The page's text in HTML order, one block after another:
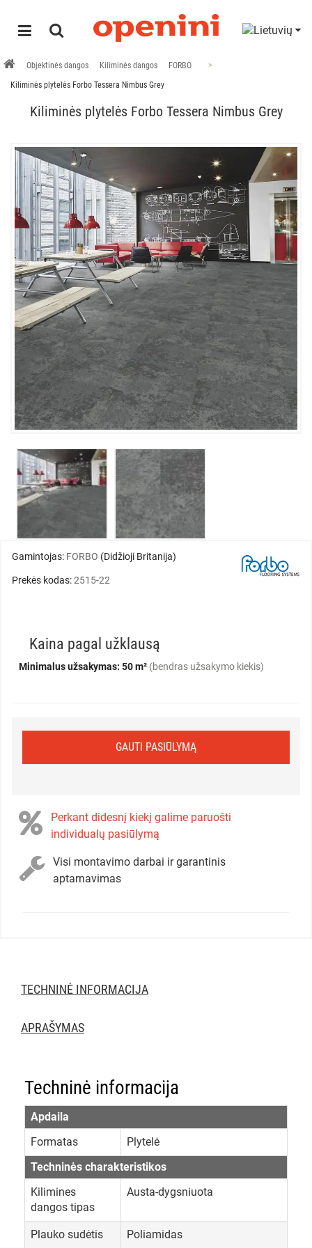
Objektinės dangos Kiliminės dangos
FORBO
Kiliminės plytelės Forbo Tessera Nimbus Grey
Kiliminės plytelės Forbo Tessera Nimbus Grey
Gamintojas: FORBO (Didžioji Britanija)
Prekės kodas:2515-22
Kaina pagal užklausą
Minimalus užsakymas: 50 m² (bendras užsakymo kiekis)
GAUTI PASIŪLYMĄ
Perkant didesnį kiekį galime paruošti
individualų pasiūlymą
Visi montavimo darbai ir garantinis
aptarnavimas
TECHNINĖ INFORMACIJA
APRAŠYMAS
Techninė informacija
Apdaila
Formatas
Plytelė
Techninės charakteristikos
Kilimines
dangos tipas
Austa-dygsniuota
Plauko sudėtis Poliamidas